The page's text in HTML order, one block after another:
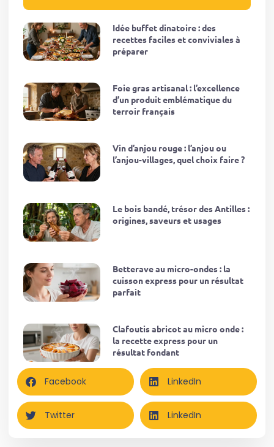
Idée buffet dinatoire : des
recettes faciles et conviviales à
préparer
Foie gras artisanal : l’excellence
d’un produit emblématique du
terroir français
Vin d’anjou rouge : l’anjou ou
l’anjou-villages, quel choix faire ?
Le bois bandé, trésor des Antilles :
origines, saveurs et usages
Betterave au micro-ondes : la
cuisson express pour un résultat
parfait
Clafoutis abricot au micro onde :
la recette express pour un
résultat fondant
Facebook LinkedIn
Twitter LinkedIn